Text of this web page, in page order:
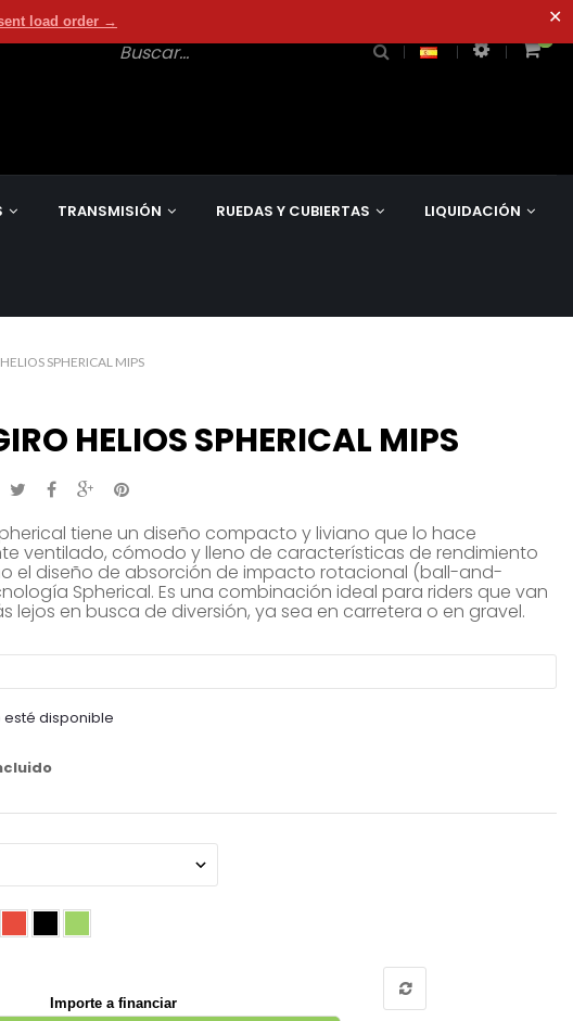
load order → ✕
0
0
TRANSMISIÓN RUEDAS Y CUBIERTAS LIQUIDACIÓN
SPHERICAL MIPS
HELIOS SPHERICAL MIPS
tiene un diseño compacto y liviano que lo hace
ventilado, cómodo y lleno de características de rendimiento
el diseño de absorción de impacto rotacional (ball-and-
Spherical. Es una combinación ideal para riders que van
lejos en busca de diversión, ya sea en carretera o en gravel.
disponible
Importe a financiar